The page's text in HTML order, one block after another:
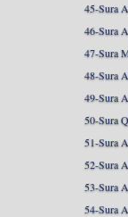
45-Sura
46-Sura
47-Sura
48-Sura
49-Sura
50-Sura
51-Sura
52-Sura
53-Sura
54-Sura